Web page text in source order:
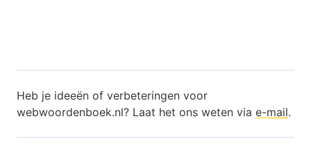
Heb je ideeën of verbeteringen voor
webwoordenboek.nl? Laat het ons weten via e-mail.